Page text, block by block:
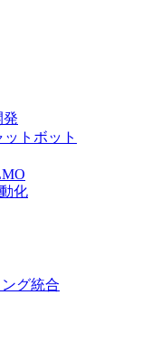
発
トボット
化
グ統合